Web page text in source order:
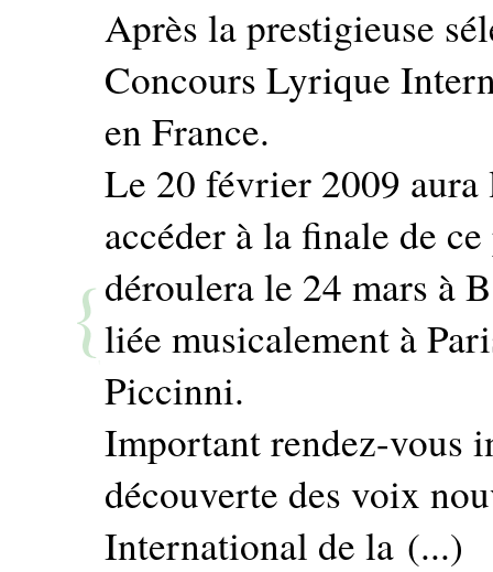
Après la prestigieuse
Concours Lyrique
en France.
Le 20 février 2009
accéder à la finale de
déroulera le 24 mars à
liée musicalement à
Piccinni.
Important rendez-vous
découverte des voix
International de la (...)